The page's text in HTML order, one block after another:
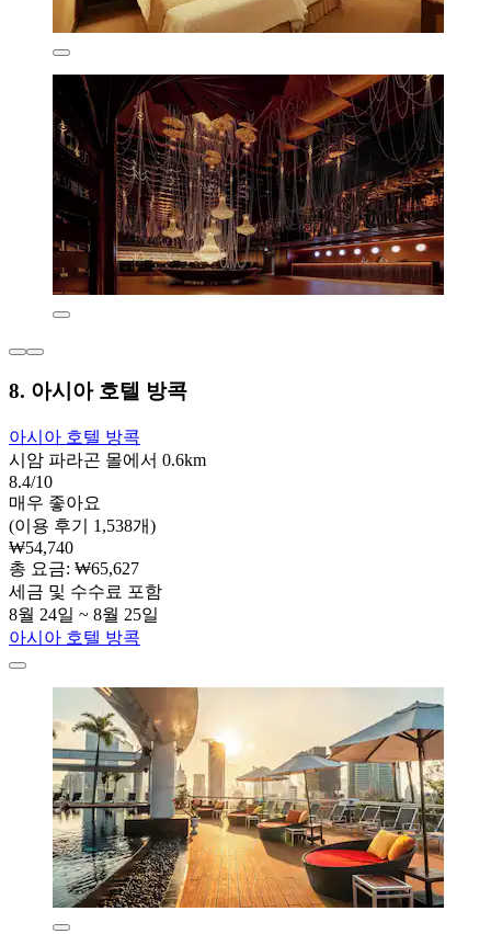
8. 아시아 호텔 방콕
아시아 호텔 방콕
시암 파라곤 몰에서 0.6km
8.4/10
매우 좋아요
(이용 후기 1,538개)
₩54,740
총 요금: ₩65,627
세금 및 수수료 포함
8월 24일 ~ 8월 25일
아시아 호텔 방콕